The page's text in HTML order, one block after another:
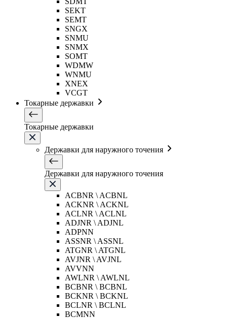
SEKT
SEMT
SNGX
SNMU
SNMX
SOMT
WDMW
WNMU
XNEX
VCGT
Токарные державки
Токарные державки
Державки для наружного точения
Державки для наружного точения
ACBNR \ ACBNL
ACKNR \ ACKNL
ACLNR \ ACLNL
ADJNR \ ADJNL
ADPNN
ASSNR \ ASSNL
ATGNR \ ATGNL
AVJNR \ AVJNL
AVVNN
AWLNR \ AWLNL
BCBNR \ BCBNL
BCKNR \ BCKNL
BCLNR \ BCLNL
BCMNN